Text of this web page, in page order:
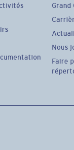
Grand
Nous
Faire